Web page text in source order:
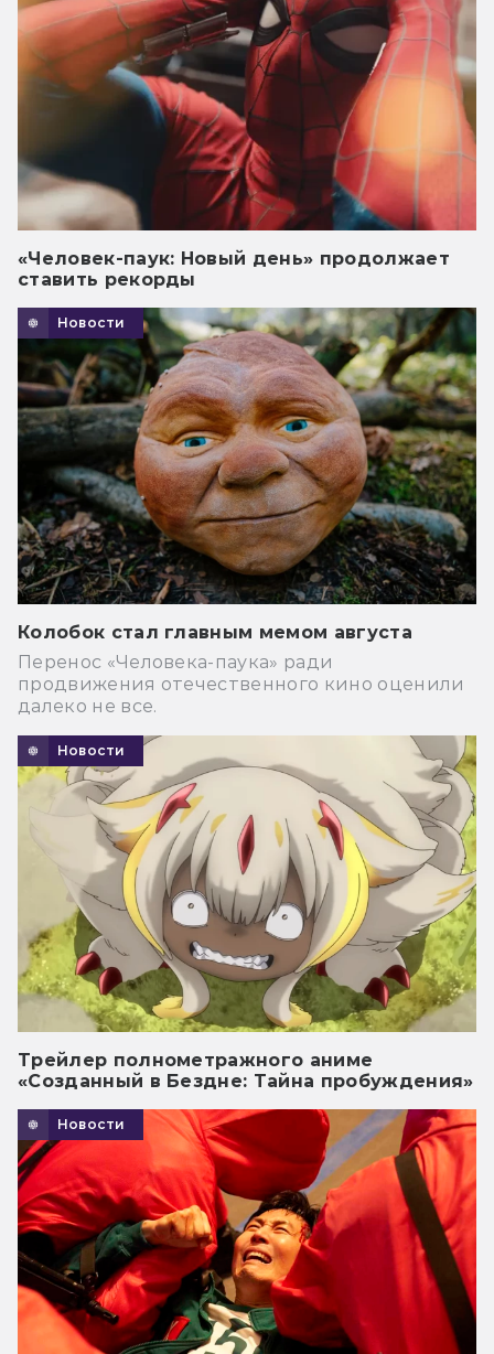
«Человек-паук: Новый день» продолжает
ставить рекорды
Новости
Колобок стал главным мемом августа
Перенос «Человека-паука» ради
продвижения отечественного кино оценили
далеко не все.
Новости
Трейлер полнометражного аниме
«Созданный в Бездне: Тайна пробуждения»
Новости